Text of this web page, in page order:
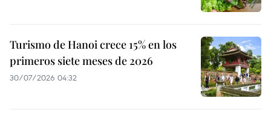
Turismo de Hanoi crece 15% en los
primeros siete meses de 2026
30/07/2026 04:32